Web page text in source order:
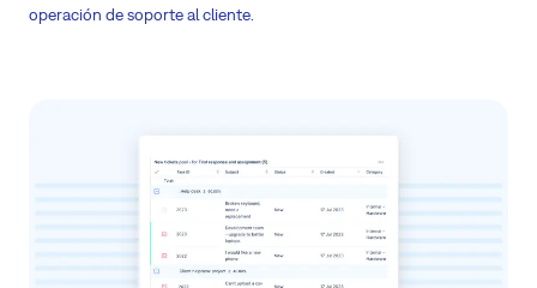
operación de soporte al cliente.